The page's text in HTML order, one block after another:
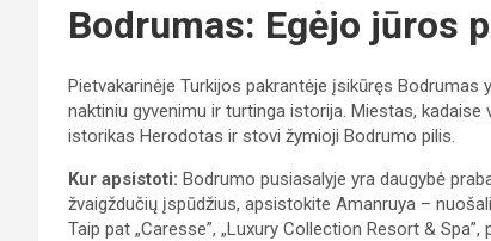
Bodrumas: Egėjo jūros
Pietvakarinėje Turkijos pakrantėje įsikūręs Bodrumas
naktiniu gyvenimu ir turtinga istorija. Miestas,
istorikas Herodotas ir stovi žymioji Bodrumo pilis.
Kur apsistoti: Bodrumo pusiasalyje yra daugybė
žvaigždučių įspūdžius, apsistokite Amanruya –
Taip pat „Caresse”, „Luxury Collection Resort &